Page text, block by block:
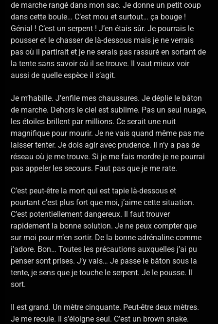
de marche rangé dans mon sac. Je donne un petit coup
dans cette boule… C’est mou et surtout… ça bouge !
Génial ! C’est un serpent ! J’en étais sûr. Je pourrais le
pousser et le chasser de là-dessous mais je ne verrais
pas où il partirait et je ne serais pas rassuré en sortant de
la tente sans savoir où il se trouve. Il vaut mieux voir
aussi de quelle espèce il s’agit.
Je m’habille. J’enfile mes chaussures. Je déplie le bâton
de marche. Dehors le ciel est sublime. Pas un seul nuage,
les étoiles brillent par millions. Ce serait une nuit
magnifique pour mourir. Je ne vais quand même pas me
laisser tenter. Je dois agir avec prudence. Il n’y a pas de
réseau où je me trouve. Si je me fais mordre je ne pourrai
pas appeler les secours. Faut pas que je me rate.
C’est peut-être la mort qui est tapie là-dessous et
pourtant c’est plus fort que moi, j’aime cette situation.
C’est potentiellement dangereux. Il faut trouver
rapidement la bonne solution. Je ne peux compter que
sur moi pour m’en sortir. De la bonne adrénaline comme
j’adore. Bon… Toutes les précautions auxquelles j’ai pu
penser sont prises. J’y vais… Je passe le bâton sous la
tente, je sens que je touche le serpent. Je le pousse. Il
sort.
Il est grand. Un mètre cinquante. Peut-être deux mètres.
Je me recule. Il s’éloigne seul. C’est un brown snake.